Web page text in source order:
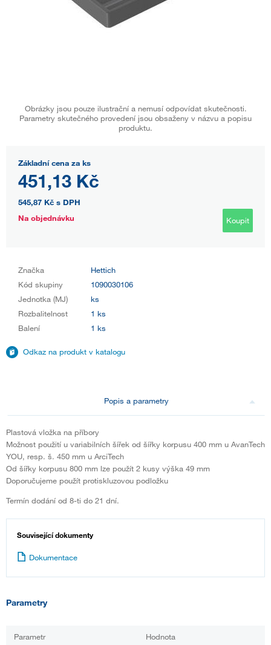
Obrázky jsou pouze ilustrační a nemusí odpovídat skutečnosti.
Parametry skutečného provedení jsou obsaženy v názvu a popisu
produktu.
Základní cena za ks
451,13 Kč
545,87 Kč s DPH
Na objednávku
Koupit
Značka
Hettich
Kód skupiny
1090030106
Jednotka (MJ)
ks
Rozbalitelnost
1 ks
Balení
1 ks
Odkaz na produkt v katalogu
Popis a parametry
Plastová vložka na příbory
Možnost použití u variabilních šířek od šířky korpusu 400 mm u AvanTech
YOU, resp. š. 450 mm u ArciTech
Od šířky korpusu 800 mm lze použít 2 kusy výška 49 mm
Doporučujeme použít protiskluzovou podložku
Termín dodání od 8-ti do 21 dní.
Související dokumenty
Dokumentace
Parametry
Parametr Hodnota